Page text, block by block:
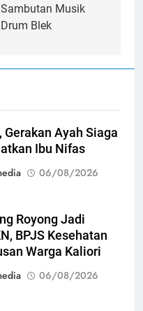
Sambutan Musik
Drum Blek
Gerakan Ayah Siaga
Ibu Nifas
06/08/2026
Royong Jadi
BPJS Kesehatan
Warga Kaliori
06/08/2026